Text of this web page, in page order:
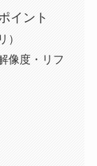
イント
）
像度・リフ